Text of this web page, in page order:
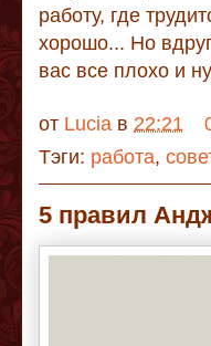
работу, где
хорошо... Но
вас все плохо и
от Lucia в 22:21
Тэги: работа,
5 правил